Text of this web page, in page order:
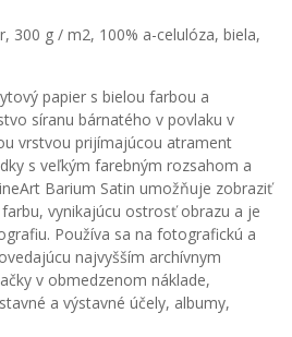
300 g / m2, 100% a-celulóza, biela,
papier s bielou farbou a
síranu bárnatého v povlaku v
vrstvou prijímajúcou atrament
s veľkým farebným rozsahom a
Barium Satin umožňuje zobraziť
vynikajúcu ostrosť obrazu a je
Používa sa na fotografickú a
najvyšším archívnym
v obmedzenom náklade,
a výstavné účely, albumy,